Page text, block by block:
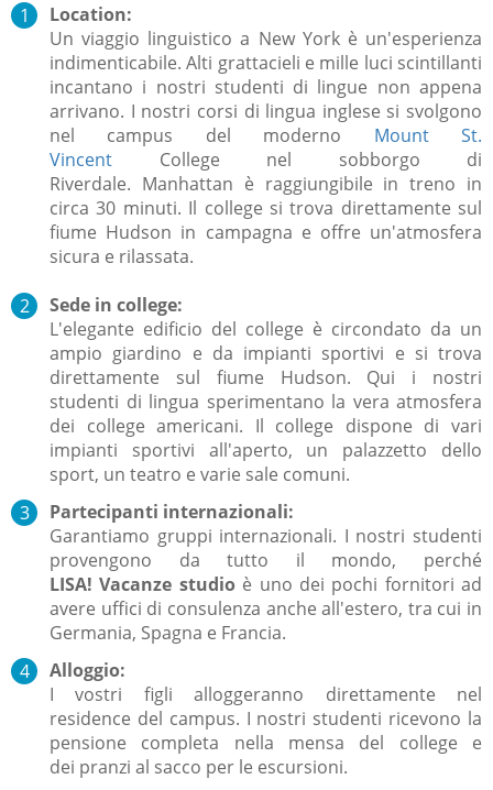
Location:
Un viaggio linguistico a New York è un'esperienza
indimenticabile.Alti grattacieli e mille luci scintillanti
incantano i nostri studenti di lingue non appena
arrivano. I nostri corsi di lingua inglese si svolgono
nel campus del moderno Mount St.
Vincent College nel sobborgo di
Riverdale. Manhattan è raggiungibile in treno in
circa 30 minuti. Il college si trova direttamente sul
fiume Hudson in campagna e offre un'atmosfera
sicura e rilassata.
Sede in college:
L'elegante edificio del college è circondato da un
ampio giardino e da impianti sportivi e si trova
direttamente sul fiume Hudson. Qui i nostri
studenti di lingua sperimentano la vera atmosfera
dei college americani. Il college dispone di vari
impianti sportivi all'aperto, un palazzetto dello
sport, un teatro e varie sale comuni.
Partecipanti internazionali:
Garantiamo gruppi internazionali. I nostri studenti
provengono da tutto il mondo, perché
LISA!Vacanze studioè uno dei pochi fornitori ad
avere uffici di consulenza anche all'estero, tra cui in
Germania, Spagna e Francia.
Alloggio:
I vostri figli alloggeranno direttamente nel
residence del campus. I nostri studenti ricevono la
pensione completa nella mensa del college e
dei pranzi al sacco per le escursioni.